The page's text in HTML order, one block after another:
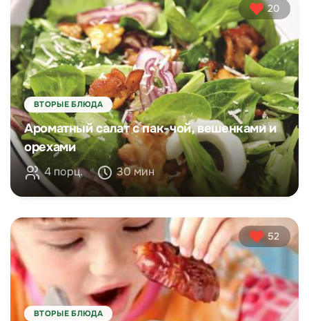
20
ВТОРЫЕ БЛЮДА
Ароматный салат с пак-чой, вешенками и
орехами
4 порц. 30 мин
52
ВТОРЫЕ БЛЮДА